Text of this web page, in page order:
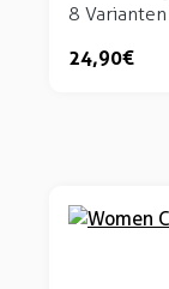
8 Varianten
24,90 €